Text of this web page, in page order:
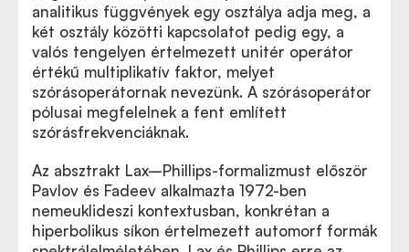
analitikus függvények egy osztálya adja meg, a
két osztály közötti kapcsolatot pedig egy, a
valós tengelyen értelmezett unitér operátor
értékű multiplikatív faktor, melyet
szórásoperátornak nevezünk. A szórásoperátor
pólusai megfelelnek a fent említett
szórásfrekvenciáknak.
Az absztrakt Lax–Phillips-formalizmust először
Pavlov és Fadeev alkalmazta 1972-ben
nemeuklideszi kontextusban, konkrétan a
hiperbolikus síkon értelmezett automorf formák